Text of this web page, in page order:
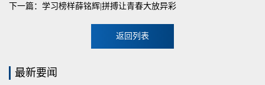
下一篇：学习榜样薛铭辉|拼搏让青春大放异彩
返回列表
最新要闻